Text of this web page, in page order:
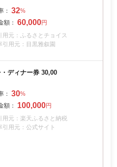
32
60,000
用元：ふるさとチョイス
引用元：目黒雅叙園
ディナー券 30,00
30
100,000
用元：楽天ふるさと納税
引用元：公式サイト